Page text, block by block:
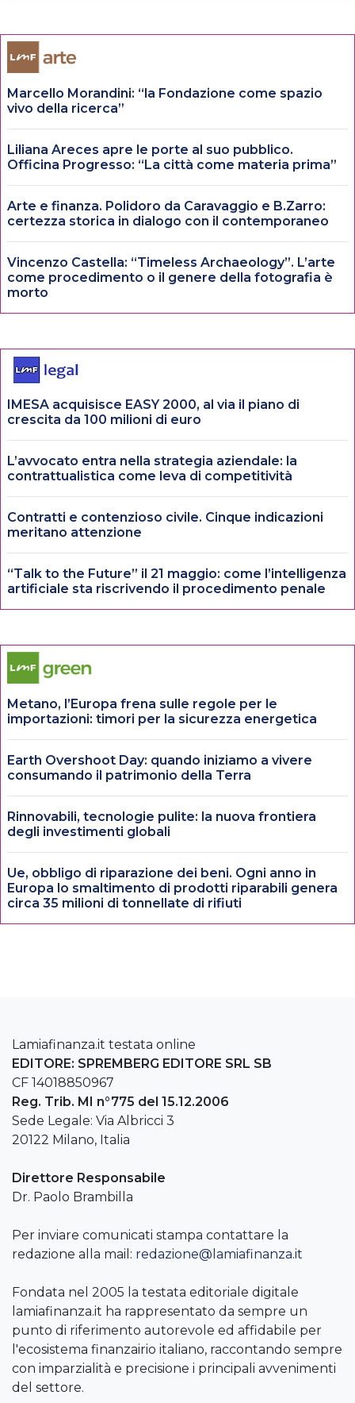
Marcello Morandini: “la Fondazione come spazio
vivo della ricerca”
Liliana Areces apre le porte al suo pubblico.
Officina Progresso: “La città come materia prima”
Arte e finanza. Polidoro da Caravaggio e B.Zarro:
certezza storica in dialogo con il contemporaneo
Vincenzo Castella: “Timeless Archaeology”. L’arte
come procedimento o il genere della fotografia è
morto
IMESA acquisisce EASY 2000, al via il piano di
crescita da 100 milioni di euro
L’avvocato entra nella strategia aziendale: la
contrattualistica come leva di competitività
Contratti e contenzioso civile. Cinque indicazioni
meritano attenzione
“Talk to the Future” il 21 maggio: come l’intelligenza
artificiale sta riscrivendo il procedimento penale
Metano, l’Europa frena sulle regole per le
importazioni: timori per la sicurezza energetica
Earth Overshoot Day: quando iniziamo a vivere
consumando il patrimonio della Terra
Rinnovabili, tecnologie pulite: la nuova frontiera
degli investimenti globali
Ue, obbligo di riparazione dei beni. Ogni anno in
Europa lo smaltimento di prodotti riparabili genera
circa 35 milioni di tonnellate di rifiuti
Lamiafinanza.it testata online
EDITORE: SPREMBERG EDITORE SRL SB
CF 14018850967
Reg. Trib. MI n°775 del 15.12.2006
Sede Legale: Via Albricci 3
20122 Milano, Italia
Direttore Responsabile
Dr. Paolo Brambilla
Per inviare comunicati stampa contattare la
redazione alla mail: redazione@lamiafinanza.it
Fondata nel 2005 la testata editoriale digitale
lamiafinanza.it ha rappresentato da sempre un
punto di riferimento autorevole ed affidabile per
l'ecosistema finanzairio italiano, raccontando sempre
con imparzialità e precisione i principali avvenimenti
del settore.